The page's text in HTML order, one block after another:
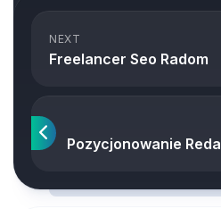
NEXT
Freelancer Seo Radom
Pozycjonowanie Reda